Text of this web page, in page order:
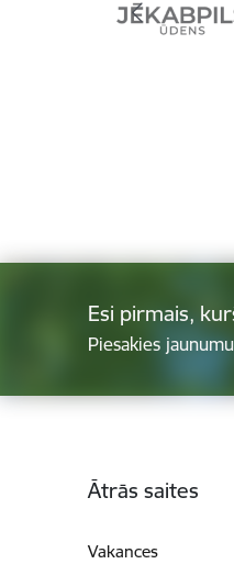
Esi pirmais,
Piesakies
Ātrās saites
Vakances